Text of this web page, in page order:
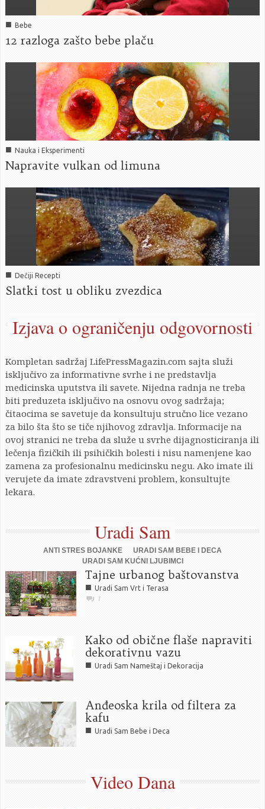
■ Bebe
12 razloga zašto bebe plaču
■ Nauka i Eksperimenti
Napravite vulkan od limuna
■ Dečiji Recepti
Slatki tost u obliku zvezdica
Izjava o ograničenju odgovornosti
Kompletan sadržaj LifePressMagazin.com sajta služi
isključivo za informativne svrhe i ne predstavlja
medicinska uputstva ili savete. Nijedna radnja ne treba
biti preduzeta isključivo na osnovu ovog sadržaja;
čitaocima se savetuje da konsultuju stručno lice vezano
za bilo šta što se tiče njihovog zdravlja. Informacije na
ovoj stranici ne treba da služe u svrhe dijagnosticiranja ili
lečenja fizičkih ili psihičkih bolesti i nisu namenjene kao
zamena za profesionalnu medicinsku negu. Ako imate ili
verujete da imate zdravstveni problem, konsultujte
lekara.
Uradi Sam
ANTI STRES BOJANKE
URADI SAM BEBE I DECA
URADI SAM KUĆNI LJUBIMCI
Tajne urbanog baštovanstva
■ Uradi Sam Vrt i Terasa
1
Kako od obične flaše napraviti
dekorativnu vazu
■ Uradi Sam Nameštaj i Dekoracija
Anđeoska krila od filtera za
kafu
■ Uradi Sam Bebe i Deca
Video Dana